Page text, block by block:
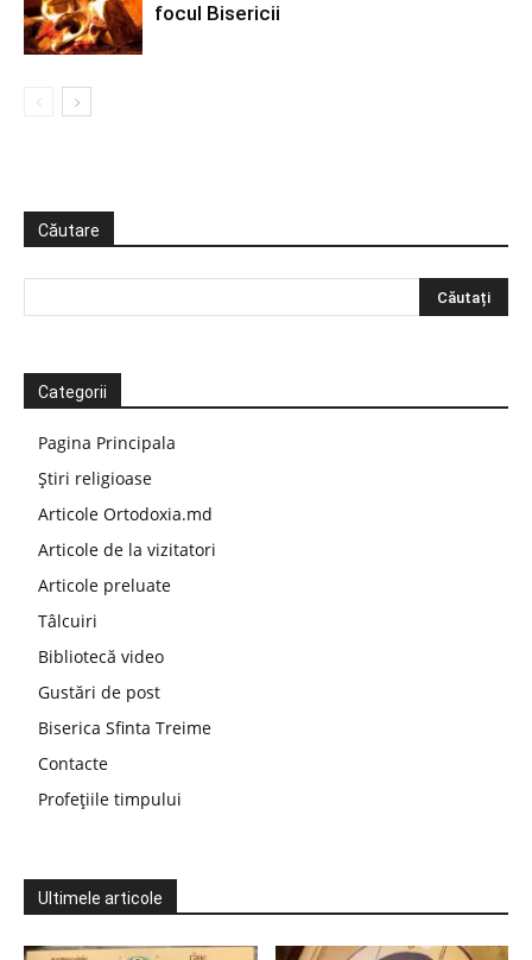
focul Bisericii
Căutare
Categorii
Pagina Principala
Știri religioase
Articole Ortodoxia.md
Articole de la vizitatori
Articole preluate
Tâlcuiri
Bibliotecă video
Gustări de post
Biserica Sfinta Treime
Contacte
Profețiile timpului
Ultimele articole